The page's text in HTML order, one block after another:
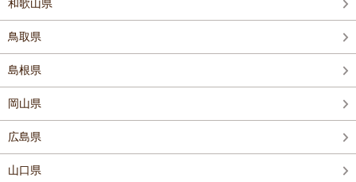
和歌山県
鳥取県
島根県
岡山県
広島県
山口県